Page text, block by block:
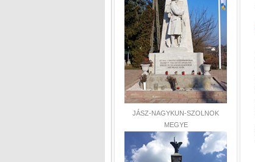
JÁSZ-NAGYKUN-SZOLNOK
MEGYE